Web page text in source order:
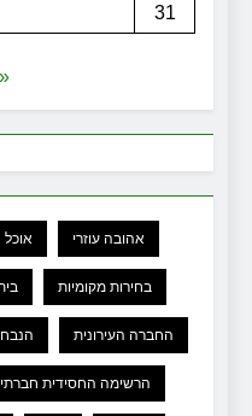
31
אהובה עוזרי אוכל
בחירות מקומיות
החברה העירונית
הרשימה החסידית